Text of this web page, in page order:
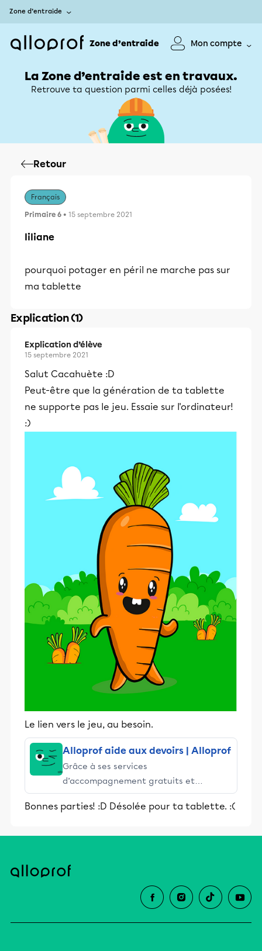
Zone d’entraide
Zone d’entraide Mon compte
La Zone d’entraide est en travaux.
Retrouve ta question parmi celles déjà posées!
Retour
Français
Primaire 6 • 15 septembre 2021
liliane
pourquoi potager en péril ne marche pas sur
ma tablette
Explication (1)
Explication d’élève
15 septembre 2021
Salut Cacahuète :D
Peut-être que la génération de ta tablette
ne supporte pas le jeu. Essaie sur l'ordinateur!
:)
Le lien vers le jeu, au besoin.
Alloprof aide aux devoirs | Alloprof
Grâce à ses services
d’accompagnement gratuits et
stimulants, Alloprof engage les élèves
et leurs parents dans la réussite
Bonnes parties! :D Désolée pour ta tablette. :(